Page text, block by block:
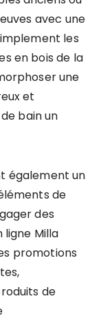
avec une
les
en bois de la
une
et
bain un
également un
de
des
ligne Milla
promotions
de